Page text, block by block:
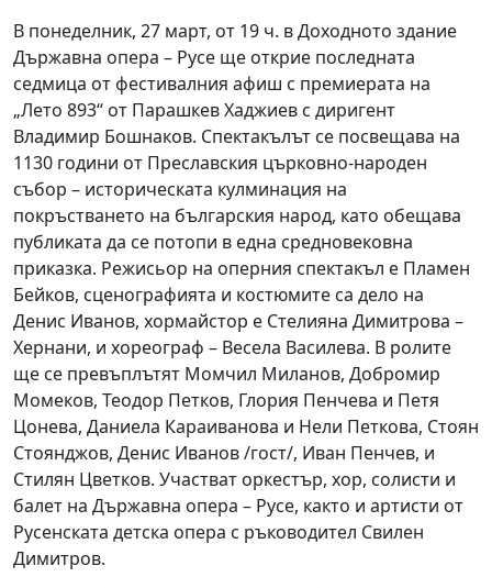
В понеделник, 27 март, от 19 ч. в Доходното здание
Държавна опера – Русе ще открие последната
седмица от фестивалния афиш с премиерата на
„Лето 893“ от Парашкев Хаджиев с диригент
Владимир Бошнаков. Спектакълът се посвещава на
1130 години от Преславския църковно-народен
събор – историческата кулминация на
покръстването на българския народ, като обещава
публиката да се потопи в една средновековна
приказка. Режисьор на оперния спектакъл е Пламен
Бейков, сценографията и костюмите са дело на
Денис Иванов, хормайстор е Стелияна Димитрова –
Хернани, и хореограф – Весела Василева. В ролите
ще се превъплътят Момчил Миланов, Добромир
Момеков, Теодор Петков, Глория Пенчева и Петя
Цонева, Даниела Караиванова и Нели Петкова, Стоян
Стоянджов, Денис Иванов /гост/, Иван Пенчев, и
Стилян Цветков. Участват оркестър, хор, солисти и
балет на Държавна опера – Русе, както и артисти от
Русенската детска опера с ръководител Свилен
Димитров.